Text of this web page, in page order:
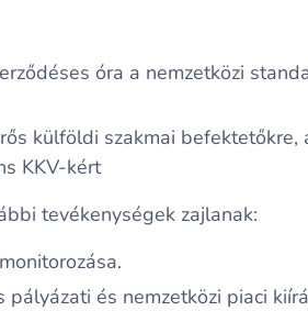
óra a nemzetközi
külföldi szakmai befektetőkre,
KKV-kért
tevékenységek zajlanak:
és nemzetközi piaci